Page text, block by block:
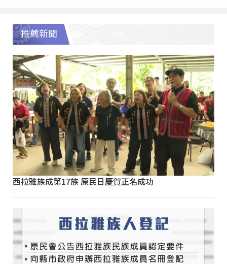
推薦新聞
西拉雅族成第17族 原民日慶賀正名成功